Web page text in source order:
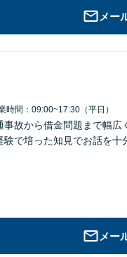
メー
時間：09:00~17:30（平日）
事故から借金問題まで幅
で培った知見でお話を十
メー